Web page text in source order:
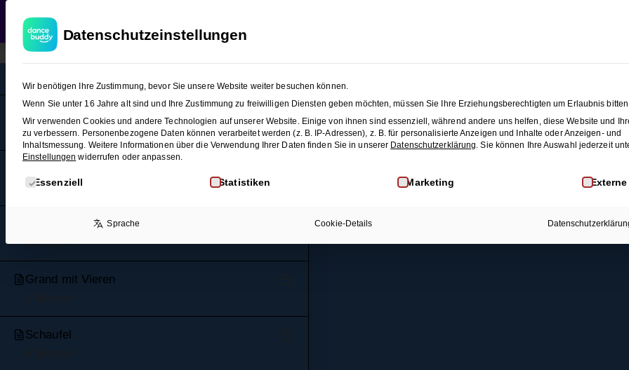
4 Minuten
3 Minuten
Twister-Karussell
3 Minuten
Grand mit Vieren
Schaufel
This content is protected, pleaselogin andenroll
Rechtliches
AGB
Widerrufsrecht
Mehr Infos
Membership
Datenschutzeinstellungen
Wir benötigen Ihre Zustimmung, bevor Sie unsere Website weiter besuchen können.
Wenn Sie unter 16 Jahre alt sind und Ihre Zustimmung zu freiwilligen Diensten geben möchten, müssen Sie Ihre Erziehungsberechtigten um Erlaubnis
Wir verwenden Cookies und andere Technologien auf unserer Website. Einige von ihnen sind essenziell, während andere uns helfen, diese Website und
zu verbessern. Personenbezogene Daten können verarbeitet werden (z. B. IP-Adressen), z. B. für personalisierte Anzeigen und Inhalte oder Anzeigen- und
Inhaltsmessung. Weitere Informationen über die Verwendung Ihrer Daten finden Sie in unserer Datenschutzerklärung. Sie können Ihre Auswahl jederzeit
Einstellungen widerrufen oder anpassen.
Es folgt eine Liste der Service-Gruppen, für die eine Einwilligung erteilt werden kann. Die erste Service-Gruppe
Essenziell Statistiken Marketing
Sprache Cookie-Details